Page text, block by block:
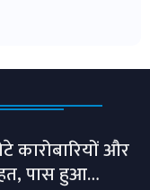
और
पास हुआ